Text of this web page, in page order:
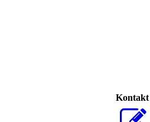
Kontakt